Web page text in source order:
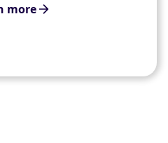
more